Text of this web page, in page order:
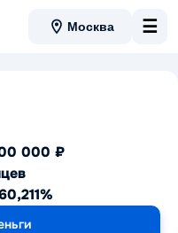
Москва ☰
000 ₽